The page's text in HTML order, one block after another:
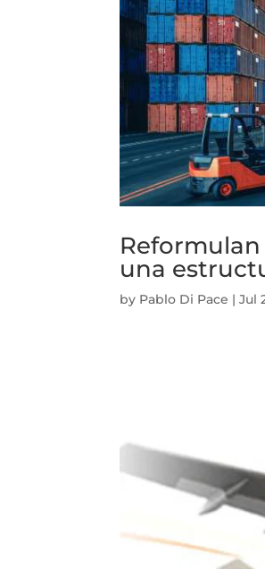
una
by Pablo Di Pace |Jul